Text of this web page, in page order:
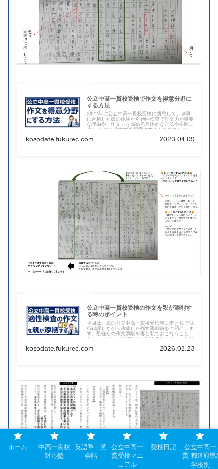
公立中高一貫校受検で作文を得意分野に
する方法
2022年に公立中高一貫校受検に挑戦して、無事
に合格した娘の体験から適性検査で作文力が重要
な理由や、作文力を高める具体的な方法や手順、
小6からでも作文力を得意にするためのスケジュ
す。
kosodate.fukurec.com 2023.04.09
公立中高一貫校受検の作文を親が添削す
る時のポイント
今回は、娘の公立中高一貫校受検時に妻と私で試
行錯誤しながら作成した作文添削術をご紹介しま
す。塾任せの作文添削を妻と私でおこなうことに
なった経緯や、家で作文添削するためのコツなど
kosodate.fukurec.com 2026.02.23
ホーム
中高一貫校
対応塾
英語塾・英
会話
公立中高一
貫受検マニ
ュアル
受検日記
公立中高一
貫 都道府県/
学校別